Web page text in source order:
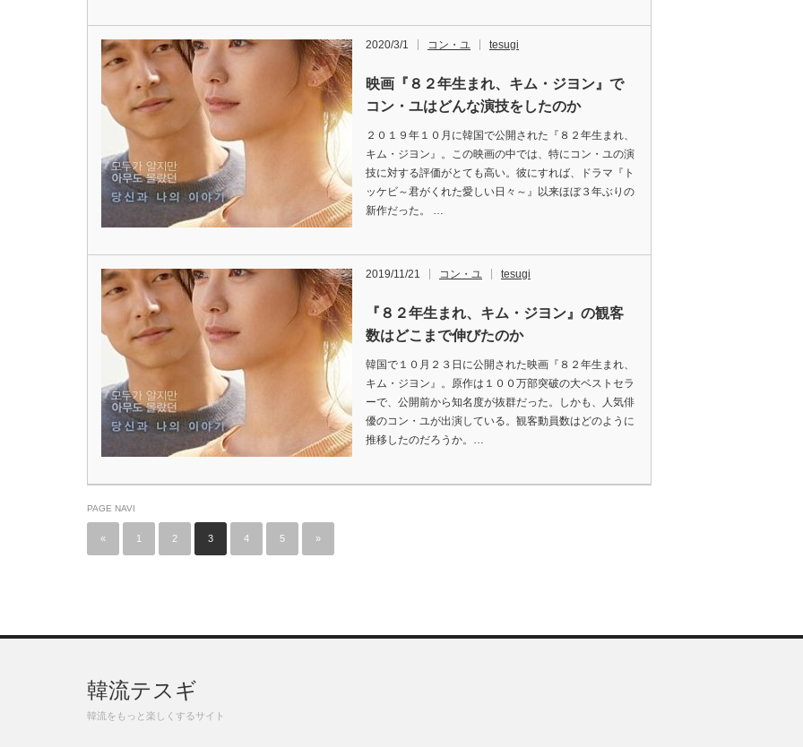
2020/3/1 コン・ユ tesugi
映画『８２年生まれ、キム・ジヨン』で
コン・ユはどんな演技をしたのか
２０１９年１０月に韓国で公開された『８２年生まれ、
キム・ジヨン』。この映画の中では、特にコン・ユの演
技に対する評価がとても高い。彼にすれば、ドラマ『ト
ッケビ～君がくれた愛しい日々～』以来ほぼ３年ぶりの
新作だった。 …
2019/11/21 コン・ユ tesugi
『８２年生まれ、キム・ジヨン』の観客
数はどこまで伸びたのか
韓国で１０月２３日に公開された映画『８２年生まれ、
キム・ジヨン』。原作は１００万部突破の大ベストセラ
ーで、公開前から知名度が抜群だった。しかも、人気俳
優のコン・ユが出演している。観客動員数はどのように
推移したのだろうか。…
PAGE NAVI
« 1 2 3 4 5 »
韓流テスギ
韓流をもっと楽しくするサイト